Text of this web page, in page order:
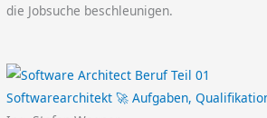
die Jobsuche beschleunigen.
Softwarearchitekt 🚀 Aufgaben,